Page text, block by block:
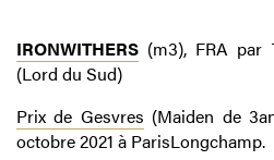
IRONWITHERS (m3), FRA par
(Lord du Sud)
Prix de Gesvres (Maiden de
octobre 2021 à ParisLongchamp.